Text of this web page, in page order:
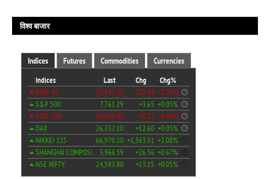
विश्व बाजार